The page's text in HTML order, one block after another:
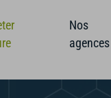
Nos
agences